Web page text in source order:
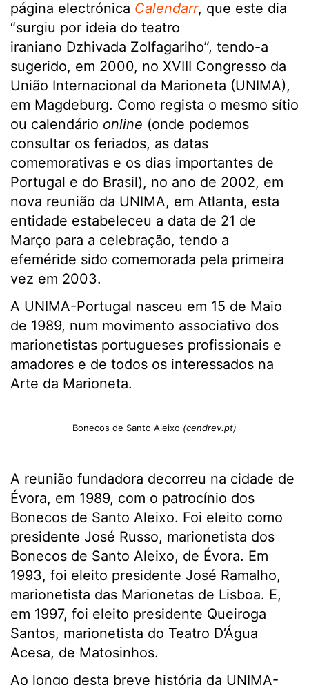
página electrónica Calendarr, que este dia
“surgiu por ideia do teatro
iraniano Dzhivada Zolfagariho”, tendo-a
sugerido, em 2000, no XVIII Congresso da
União Internacional da Marioneta (UNIMA),
em Magdeburg. Como regista o mesmo sítio
ou calendário online (onde podemos
consultar os feriados, as datas
comemorativas e os dias importantes de
Portugal e do Brasil), no ano de 2002, em
nova reunião da UNIMA, em Atlanta, esta
entidade estabeleceu a data de 21 de
Março para a celebração, tendo a
efeméride sido comemorada pela primeira
vez em 2003.
A UNIMA-Portugal nasceu em 15 de Maio
de 1989, num movimento associativo dos
marionetistas portugueses profissionais e
amadores e de todos os interessados na
Arte da Marioneta.
Bonecos de Santo Aleixo (cendrev.pt)
A reunião fundadora decorreu na cidade de
Évora, em 1989, com o patrocínio dos
Bonecos de Santo Aleixo. Foi eleito como
presidente José Russo, marionetista dos
Bonecos de Santo Aleixo, de Évora. Em
1993, foi eleito presidente José Ramalho,
marionetista das Marionetas de Lisboa. E,
em 1997, foi eleito presidente Queiroga
Santos, marionetista do Teatro D’Água
Acesa, de Matosinhos.
Ao longo desta breve história da UNIMA-